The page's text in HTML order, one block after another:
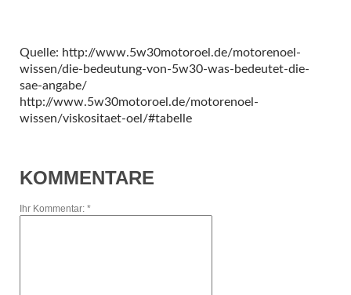
Quelle: http://www.5w30motoroel.de/motorenoel-
wissen/die-bedeutung-von-5w30-was-bedeutet-die-
sae-angabe/
http://www.5w30motoroel.de/motorenoel-
wissen/viskositaet-oel/#tabelle
KOMMENTARE
Ihr Kommentar: *